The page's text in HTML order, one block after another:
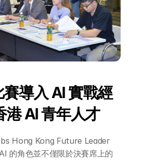
導入 AI 實戰經
港 AI 青年人才
Hong Kong Future Leader
的角色並不僅限於決賽席上的